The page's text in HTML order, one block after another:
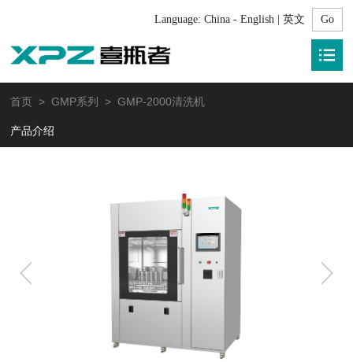
Language: China - English | 英文
首页 >GMP系列 > GMP-2000清洗机
产品介绍